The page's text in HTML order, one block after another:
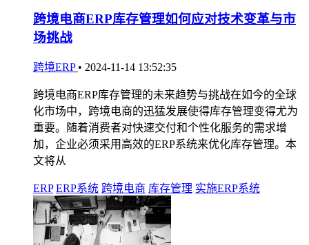
跨境电商ERP库存管理如何应对技术变革与市
场挑战
跨境ERP • 2024-11-14 13:52:35
跨境电商ERP库存管理的未来趋势与挑战在如今的全球
化市场中，跨境电商的迅猛发展使得库存管理变得尤为
重要。随着消费者对快速交付和个性化服务的需求增
加，企业必须采用高效的ERP系统来优化库存管理。本
文将从
ERP ERP系统 跨境电商 库存管理 实施ERP系统